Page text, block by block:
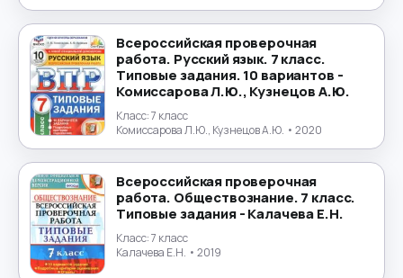
Всероссийская проверочная
работа. Русский язык. 7 класс.
Типовые задания. 10 вариантов -
Комиссарова Л.Ю., Кузнецов А.Ю.
Класс:7 класс
Комиссарова Л.Ю., Кузнецов А.Ю. • 2020
Всероссийская проверочная
работа. Обществознание. 7 класс.
Типовые задания - Калачева Е.Н.
Класс:7 класс
Калачева Е.Н. • 2019